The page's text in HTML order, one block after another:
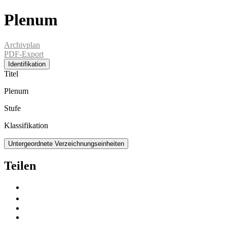
Plenum
Archivplan
PDF-Export
Identifikation
Titel
Plenum
Stufe
Klassifikation
Untergeordnete Verzeichnungseinheiten
Teilen